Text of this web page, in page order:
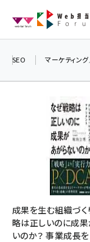
ン
seo
ai (2811)
youtube
note
セミナー
SEO マーケティン
成果を生む組織づく
略は正しいのに成
いのか？ 事業成長を